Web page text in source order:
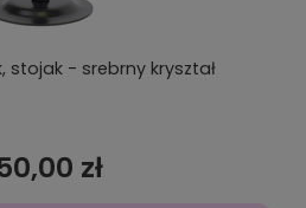
stojak - srebrny kryształ
zł